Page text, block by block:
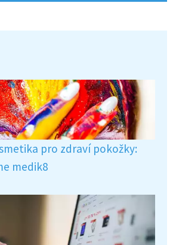
pro zdraví pokožky:
medik8